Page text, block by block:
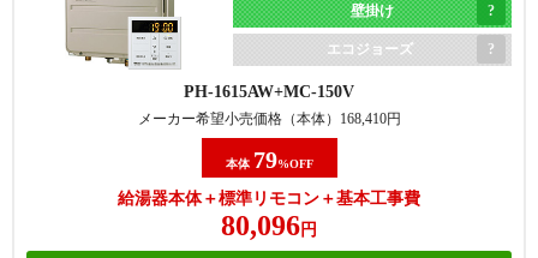
給湯器本体＋標準リモコン＋基本工事費
商品詳細
ョーズ] [屋外据置型] [20号] [オート] [給水・給湯接続
20A] [W534×H670×D240mm] [メタリックベージュ]
壁掛け
エコジョーズ
PH-1615AW MC-150V
メーカー希望小売価格（本体） 168,410円
本体 79%OFF
給湯器本体＋標準リモコン＋基本工事費
80,096 円